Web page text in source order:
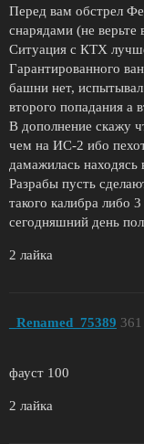
Перед вам обстрел
снарядами (не верьте
Ситуация с КТХ
Гарантированного
башни нет,
второго попадания а
В дополнение скажу
чем на ИС-2 ибо
дамажилась находясь
Разрабы пусть
такого калибра либо
сегодняшний день
2 лайка
_Renamed_75389 361
фауст 100
2 лайка